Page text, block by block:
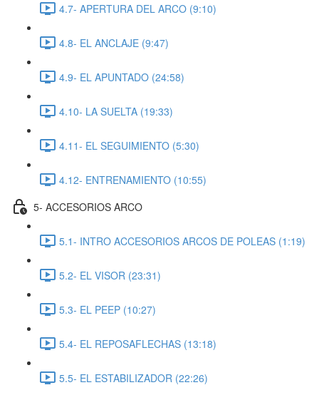
4.7- APERTURA DEL ARCO (9:10)
4.8- EL ANCLAJE (9:47)
4.9- EL APUNTADO (24:58)
4.10- LA SUELTA (19:33)
4.11- EL SEGUIMIENTO (5:30)
4.12- ENTRENAMIENTO (10:55)
5- ACCESORIOS ARCO
5.1- INTRO ACCESORIOS ARCOS DE POLEAS (1:19)
5.2- EL VISOR (23:31)
5.3- EL PEEP (10:27)
5.4- EL REPOSAFLECHAS (13:18)
5.5- EL ESTABILIZADOR (22:26)